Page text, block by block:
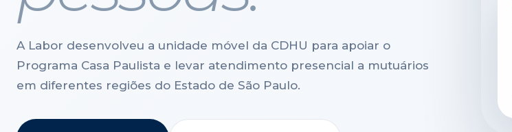
A Labor desenvolveu a unidade móvel da CDHU para apoiar o
Programa Casa Paulista e levar atendimento presencial a mutuários
em diferentes regiões do Estado de São Paulo.